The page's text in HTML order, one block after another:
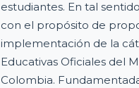
estudiantes. En tal
con el propósito de
implementación de la
Educativas Oficiales del
Colombia.